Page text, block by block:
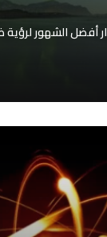
أفضل الشهور